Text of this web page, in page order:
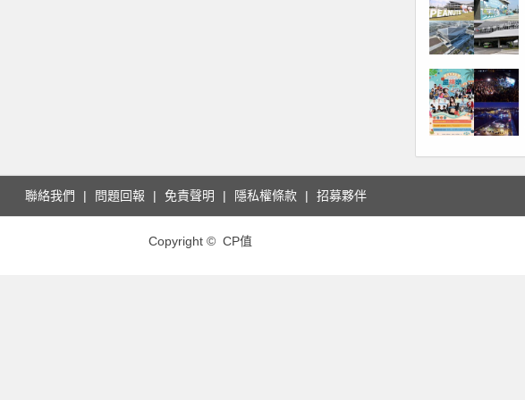
聯絡我們 問題回報 免責聲明 隱私權條款 招募夥伴
Copyright © CP值